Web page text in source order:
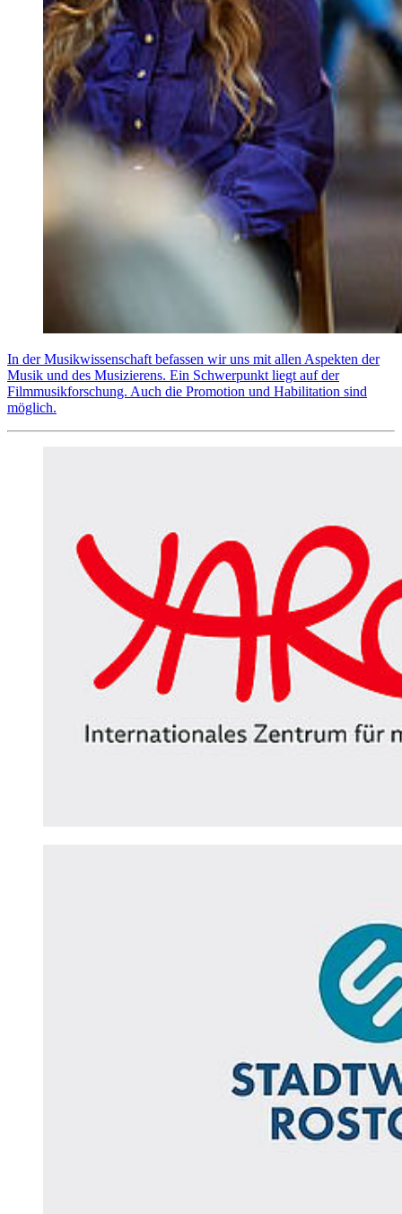
In der Musikwissenschaft befassen wir uns mit allen Aspekten der
Musik und des Musizierens. Ein Schwerpunkt liegt auf der
Filmmusikforschung. Auch die Promotion und Habilitation sind
möglich.